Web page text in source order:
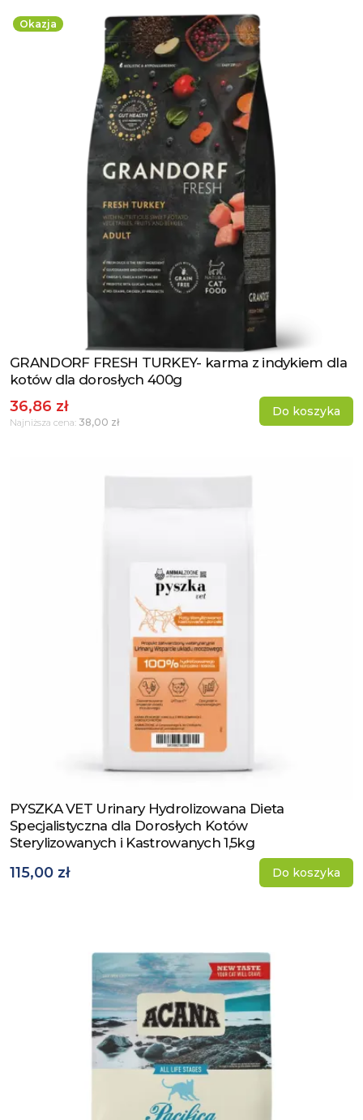
Okazja
Zobacz produkt
GRANDORF FRESH TURKEY- karma z indykiem dla
kotów dla dorosłych 400g
36,86 zł
Najniższa cena: 38,00 zł
Do koszyka
Zobacz produkt
PYSZKA VET Urinary Hydrolizowana Dieta
Specjalistyczna dla Dorosłych Kotów
Sterylizowanych i Kastrowanych 1,5kg
115,00 zł Do koszyka